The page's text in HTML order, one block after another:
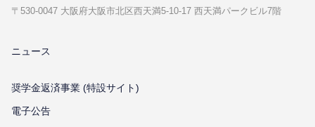
〒530-0047 ⼤阪府⼤阪市北区⻄天満5-10-17 ⻄天満パークビル7階
ニュース
奨学金返済事業 (特設サイト)
電子公告